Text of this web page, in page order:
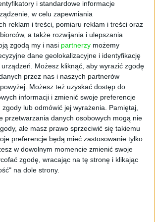
i standardowe informacje
w celu zapewniania
reklam i treści, pomiaru reklam i treści oraz
a także rozwijania i ulepszania
zgodą my i nasi partnerzy możemy
dane geolokalizacyjne i identyfikację
Możesz kliknąć, aby wyrazić zgodę
przez nas i naszych partnerów
Możesz też uzyskać dostęp do
informacji i zmienić swoje preferencje
lub odmówić jej wyrażenia. Pamiętaj,
przetwarzania danych osobowych mogą nie
ale masz prawo sprzeciwić się takiemu
preferencje będą mieć zastosowanie tylko
w dowolnym momencie zmienić swoje
zgodę, wracając na tę stronę i klikając
na dole strony.
dają im nowe, alternatywne
tradycyjnych papierosów,
nie da zrobić się w inny, lepszy
własna sieć stacjonarna
naszej strategii.
sieci jest otwieranie nowych
i kierunki działań
oferta była dostępna wszędzie
popyt na nowe kategorie
mniej szkodliwych
papierosy. Naszą ambicją jest
wszystkich kluczowych galeriach
dotrzeć do jak największej